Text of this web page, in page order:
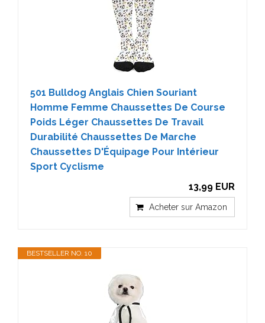
501 Bulldog Anglais Chien Souriant
Homme Femme Chaussettes De Course
Poids Léger Chaussettes De Travail
Durabilité Chaussettes De Marche
Chaussettes D'Équipage Pour Intérieur
Sport Cyclisme
13,99 EUR
Acheter sur Amazon
BESTSELLER NO. 10